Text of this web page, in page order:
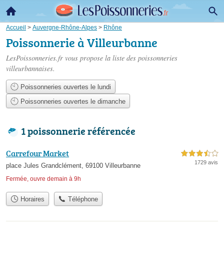
Accueil > Auvergne-Rhône-Alpes > Rhône
Poissonnerie à Villeurbanne
LesPoissonneries.fr vous propose la liste des poissonneries
villeurbannaises.
Poissonneries ouvertes le lundi
Poissonneries ouvertes le dimanche
1 poissonnerie référencée
Carrefour Market
place Jules Grandclément, 69100 Villeurbanne
Fermée, ouvre demain à 9h
3,5 étoiles sur 5
1729 avis
Horaires Téléphone